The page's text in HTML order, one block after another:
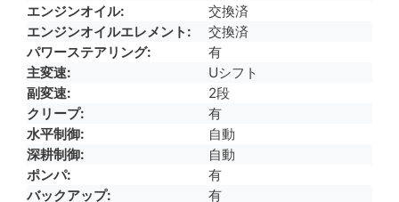
エンジンオイル
交換済
エンジンオイルエレメント
交換済
パワーステアリング
有
主変速
Uシフト
副変速
2段
クリープ
有
水平制御
自動
深耕制御
自動
ポンパ
有
バックアップ
有